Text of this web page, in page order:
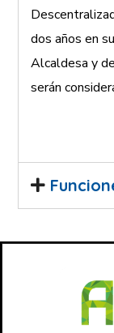
dos años en
Alcaldesa y
serán